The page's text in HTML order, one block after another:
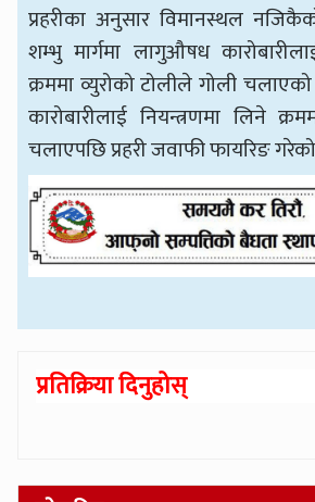
प्रहरीका अनुसार विमानस्थल
शम्भु मार्गमा लागुऔषध
क्रममा व्युरोको टोलीले गोली
कारोबारीलाई नियन्त्रणमा लिने
चलाएपछि प्रहरी जवाफी फायरिङ
प्रतिक्रिया दिनुहोस्